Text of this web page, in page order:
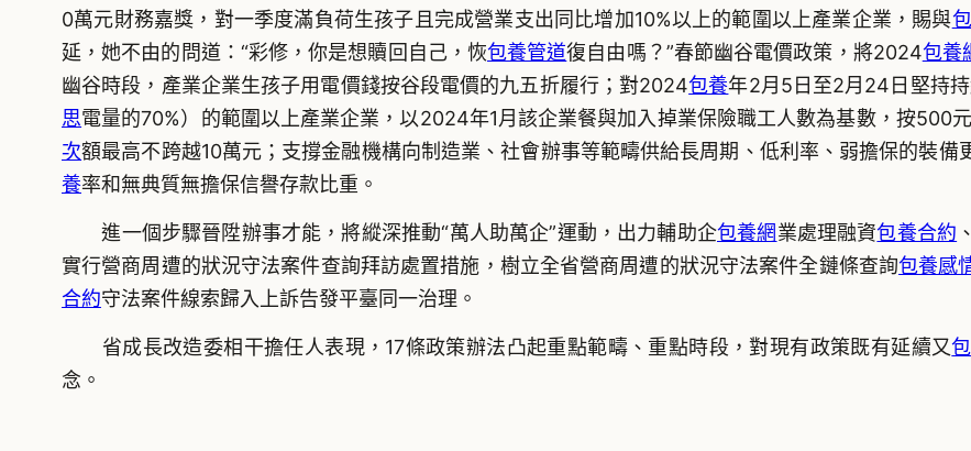
0萬元財務嘉獎，對一季度滿負荷生孩子且完成營業支出同比增加10%以上的範圍以上產業企業，賜與
延，她不由的問道：“彩修，你是想贖回自己，恢包養管道復自由嗎？”春節幽谷電價政策，將2024包養
幽谷時段，產業企業生孩子用電價錢按谷段電價的九五折履行；對2024包養年2月5日至2月24日堅持
思電量的70%）的範圍以上產業企業，以2024年1月該企業餐與加入掉業保險職工人數為基數，按500
次額最高不跨越10萬元；支撐金融機構向制造業、社會辦事等範疇供給長周期、低利率、弱擔保的裝
養率和無典質無擔保信譽存款比重。
進一個步驟晉陞辦事才能，將縱深推動“萬人助萬企”運動，出力輔助企包養網業處理融資包養合約
實行營商周遭的狀況守法案件查詢拜訪處置措施，樹立全省營商周遭的狀況守法案件全鏈條查詢包養感
合約守法案件線索歸入上訴告發平臺同一治理。
省成長改造委相干擔任人表現，17條政策辦法凸起重點範疇、重點時段，對現有政策既有延續又
念。